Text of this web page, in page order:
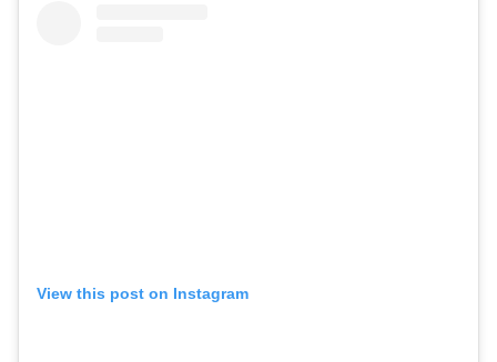
View this post on Instagram